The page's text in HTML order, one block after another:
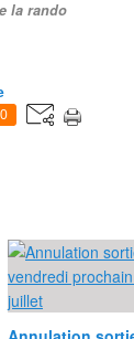
la rando
0